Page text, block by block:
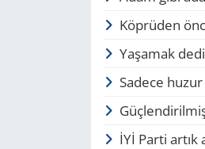
Köprüden
Yaşamak
Sadece huzur
İYİ Parti